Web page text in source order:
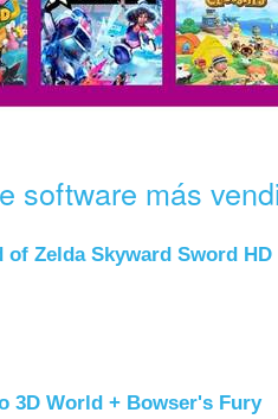
software más
of Zelda Skyward Sword HD
3D World + Bowser's Fury